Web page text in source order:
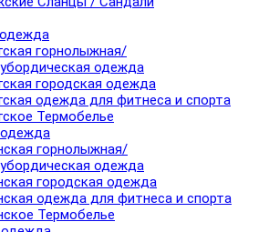
горнолыжная/
одежда
городская одежда
одежда для фитнеса и спорта
Термобелье
горнолыжная/
одежда
городская одежда
одежда для фитнеса и спорта
Термобелье